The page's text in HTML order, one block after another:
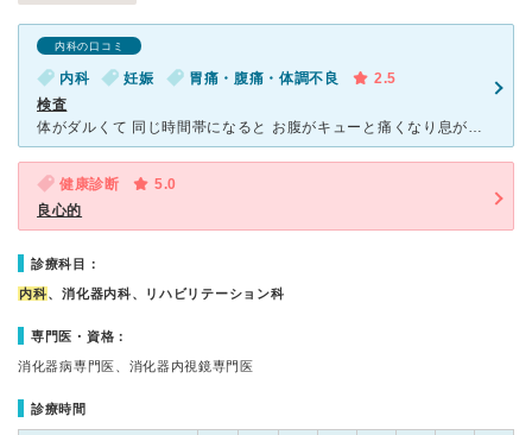
内科の口コミ
内科 妊娠 胃痛・腹痛・体調不良
2.5
検査
体がダルくて 同じ時間帯になると お腹がキューと痛くなり息ができなくなる様な痛みが何日か続きました 少し痛みが治まった頃にふじた医院に行きました 尿検査とエコーをしてもらいました
健康診断
5.0
良心的
診療科目：
内科、消化器内科、リハビリテーション科
専門医・資格：
消化器病専門医、消化器内視鏡専門医
診療時間